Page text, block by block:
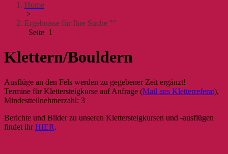
Home
>
Ergebnisse für Ihre Suche ""
Seite 1
Klettern/Bouldern
Ausflüge an den Fels werden zu gegebener Zeit ergänzt!
Termine für Klettersteigkurse auf Anfrage (Mail ans Kletterreferat),
Mindestteilnehmerzahl: 3
Berichte und Bilder zu unseren Klettersteigkursen und -ausflügen
findet ihrHIER.